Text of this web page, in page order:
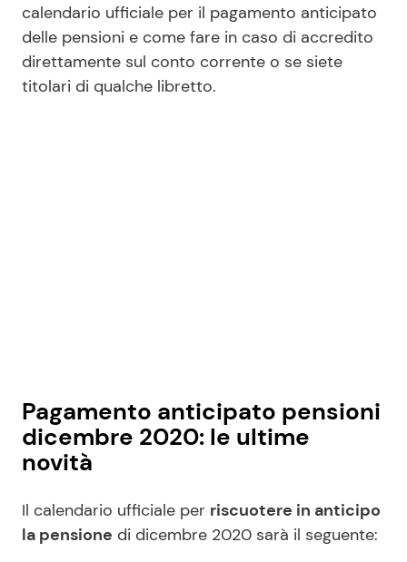
Seguici
calendario ufficiale per il pagamento anticipato
delle pensioni e come fare in caso di accredito
direttamente sul conto corrente o se siete
titolari di qualche libretto.
Pagamento anticipato pensioni
dicembre 2020: le ultime
novità
Il calendario ufficiale per riscuotere in anticipo
la pensione di dicembre 2020 sarà il seguente: